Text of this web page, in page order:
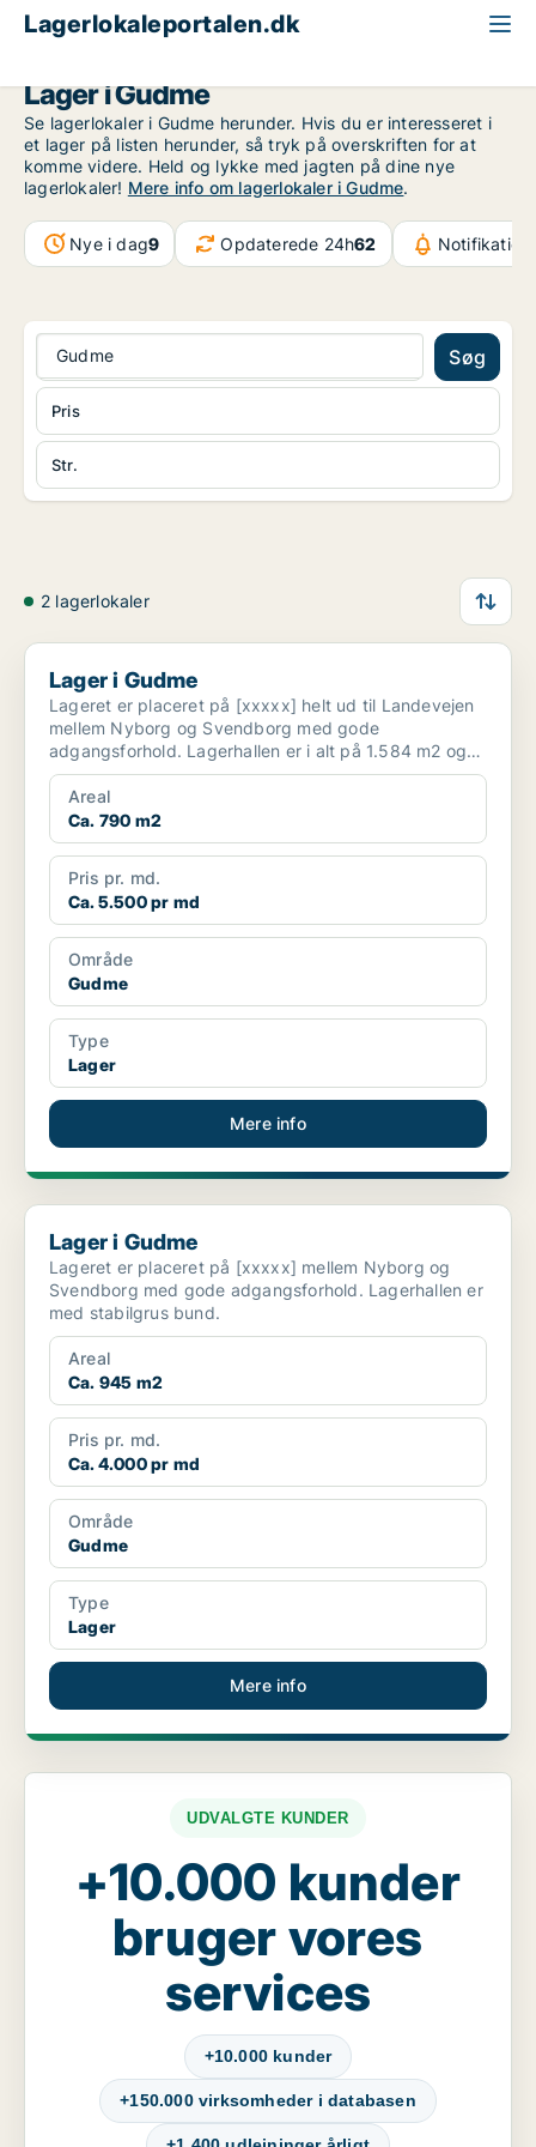
Lagerlokaleportalen.dk
Lager i Gudme
Se lagerlokaler i Gudme herunder. Hvis du er interesseret i
et lager på listen herunder, så tryk på overskriften for at
komme videre. Held og lykke med jagten på dine nye
lagerlokaler! Mere info om lagerlokaler i Gudme.
Nye i dag9 Opdaterede 24h62
Gudme Søg
Str.
Pris
2 lagerlokaler
Lager i Gudme
Lager i Gudme
Lageret er placeret på [xxxxx] helt ud til Landevejen
mellem Nyborg og Svendborg med gode
adgangsforhold. Lagerhallen er i alt på 1.584 m2 og
er opdelt i 2 l...
Areal
Ca. 790 m2
Pris pr. md.
Ca. 5.500 pr md
Område
Gudme
Type
Lager
Mere info
Lager i Gudme
Lager i Gudme
Lageret er placeret på [xxxxx] mellem Nyborg og
Svendborg med gode adgangsforhold. Lagerhallen er
med stabilgrus bund.
Areal
Ca. 945 m2
Pris pr. md.
Ca. 4.000 pr md
Område
Gudme
Type
Lager
Mere info
UDVALGTE KUNDER
+10.000 kunder
bruger vores
services
+10.000 kunder
+150.000 virksomheder i databasen